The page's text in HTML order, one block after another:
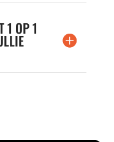
1 OP 1